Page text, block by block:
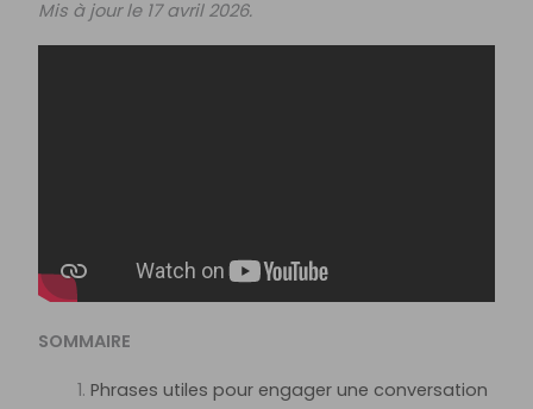
Mis à jour le 17 avril 2026.
SOMMAIRE
Phrases utiles pour engager une conversation